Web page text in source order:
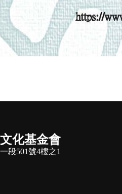
化基金會
段501號4樓之1